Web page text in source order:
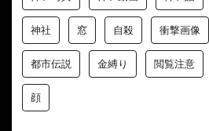
神社 窓 自殺 衝撃画像
都市伝説 金縛り 閲覧注意
顔